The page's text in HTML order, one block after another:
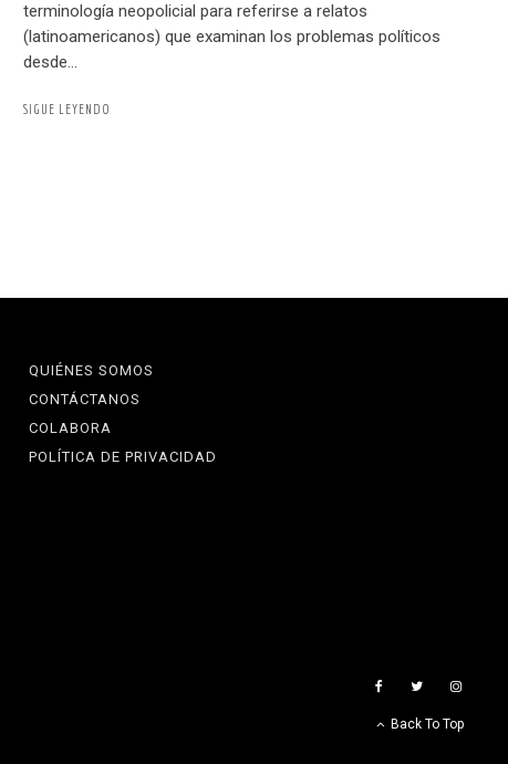
terminología neopolicial para referirse a relatos
(latinoamericanos) que examinan los problemas políticos
desde...
SIGUE LEYENDO
QUIÉNES SOMOS
CONTÁCTANOS
COLABORA
POLÍTICA DE PRIVACIDAD
Back To Top